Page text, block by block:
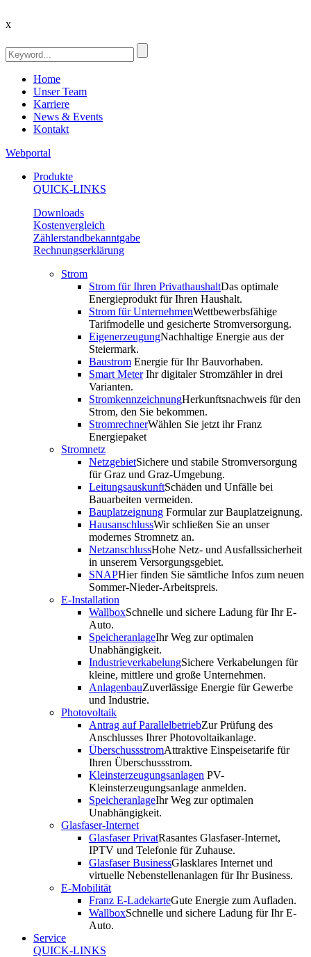
x
Home
Unser Team
Karriere
News & Events
Kontakt
Webportal
Produkte
QUICK-LINKS
Downloads
Kostenvergleich
Zählerstandbekanntgabe
Rechnungserklärung
Strom
Strom für Ihren PrivathaushaltDas optimale
Energieprodukt für Ihren Haushalt.
Strom für UnternehmenWettbewerbsfähige
Tarifmodelle und gesicherte Stromversorgung.
EigenerzeugungNachhaltige Energie aus der
Steiermark.
Baustrom Energie für Ihr Bauvorhaben.
Smart MeterIhr digitaler Stromzähler in drei
Varianten.
StromkennzeichnungHerkunftsnachweis für den
Strom, den Sie bekommen.
StromrechnerWählen Sie jetzt ihr Franz
Energiepaket
Stromnetz
NetzgebietSichere und stabile Stromversorgung
für Graz und Graz-Umgebung.
LeitungsauskunftSchäden und Unfälle bei
Bauarbeiten vermeiden.
Bauplatzeignung Formular zur Bauplatzeignung.
HausanschlussWir schließen Sie an unser
modernes Stromnetz an.
NetzanschlussHohe Netz- und Ausfallssicherheit
in unserem Versorgungsgebiet.
SNAPHier finden Sie sämtliche Infos zum neuen
Sommer-Nieder-Arbeitspreis.
E-Installation
WallboxSchnelle und sichere Ladung für Ihr E-
Auto.
SpeicheranlageIhr Weg zur optimalen
Unabhängigkeit.
IndustrieverkabelungSichere Verkabelungen für
kleine, mittlere und große Unternehmen.
AnlagenbauZuverlässige Energie für Gewerbe
und Industrie.
Photovoltaik
Antrag auf ParallelbetriebZur Prüfung des
Anschlusses Ihrer Photovoltaikanlage.
ÜberschussstromAttraktive Einspeisetarife für
Ihren Überschussstrom.
Kleinsterzeugungsanlagen PV-
Kleinsterzeugungsanlage anmelden.
SpeicheranlageIhr Weg zur optimalen
Unabhängigkeit.
Glasfaser-Internet
Glasfaser PrivatRasantes Glasfaser-Internet,
IPTV und Telefonie für Zuhause.
Glasfaser BusinessGlasklares Internet und
virtuelle Nebenstellenanlagen für Ihr Business.
E-Mobilität
Franz E-LadekarteGute Energie zum Aufladen.
WallboxSchnelle und sichere Ladung für Ihr E-
Auto.
Service
QUICK-LINKS